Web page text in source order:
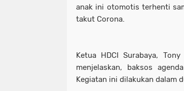
anak ini otomotis terhenti
takut Corona.
Ketua HDCI Surabaya,
menjelaskan, baksos
Kegiatan ini dilakukan dalam